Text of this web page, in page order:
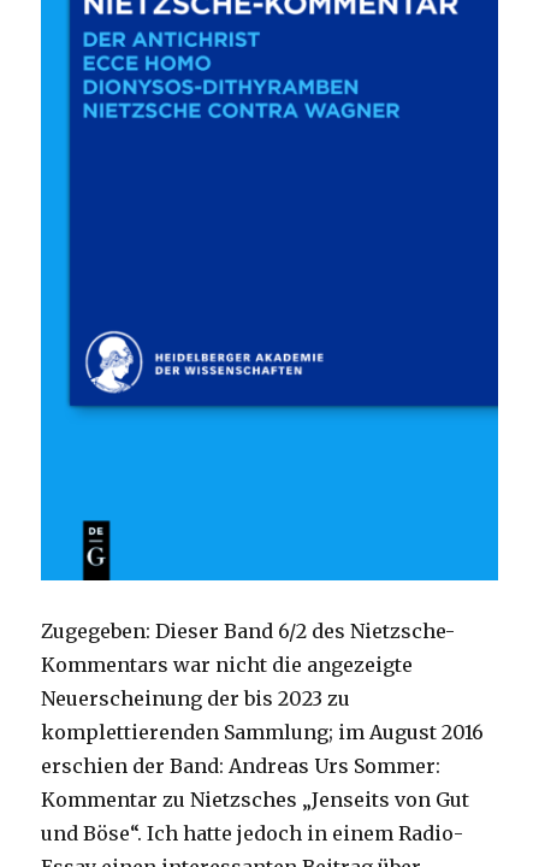
Zugegeben: Dieser Band 6/2 des Nietzsche-
Kommentars war nicht die angezeigte
Neuerscheinung der bis 2023 zu
komplettierenden Sammlung; im August 2016
erschien der Band: Andreas Urs Sommer:
Kommentar zu Nietzsches „Jenseits von Gut
und Böse“. Ich hatte jedoch in einem Radio-